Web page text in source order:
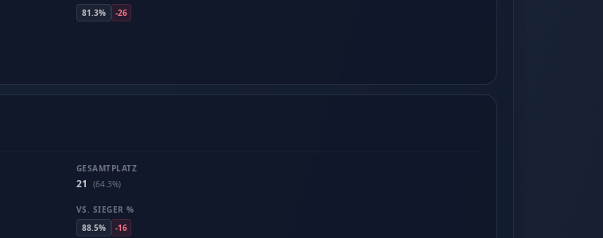
81.3%
-26
GESAMTPLATZ
21 (64.3%)
VS. SIEGER %
88.5%
-16